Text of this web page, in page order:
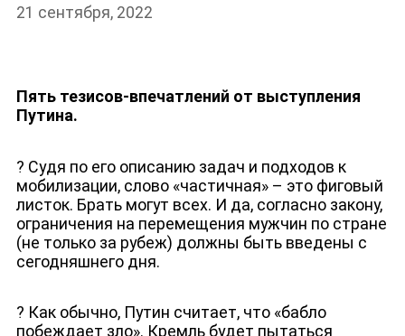
НОВОСТИ
21 сентября, 2022
Пять тезисов-впечатлений от выступления
Путина.
? Судя по его описанию задач и подходов к
мобилизации, слово «частичная» – это фиговый
листок. Брать могут всех. И да, согласно закону,
ограничения на перемещения мужчин по стране
(не только за рубеж) должны быть введены с
сегодняшнего дня.
? Как обычно, Путин считает, что «бабло
побеждает зло». Кремль будет пытаться